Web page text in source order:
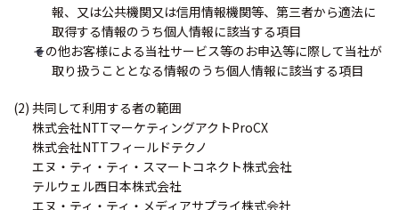
報、又は公共機関又は信用情報機関等、第三者から適法に
取得する情報のうち個人情報に該当する項目
その他お客様による当社サービス等のお申込等に際して当社が
取り扱うこととなる情報のうち個人情報に該当する項目
(2) 共同して利用する者の範囲
株式会社NTTマーケティングアクトProCX
株式会社NTTフィールドテクノ
エヌ・ティ・ティ・スマートコネクト株式会社
テルウェル西日本株式会社
エヌ・ティ・ティ・メディアサプライ株式会社